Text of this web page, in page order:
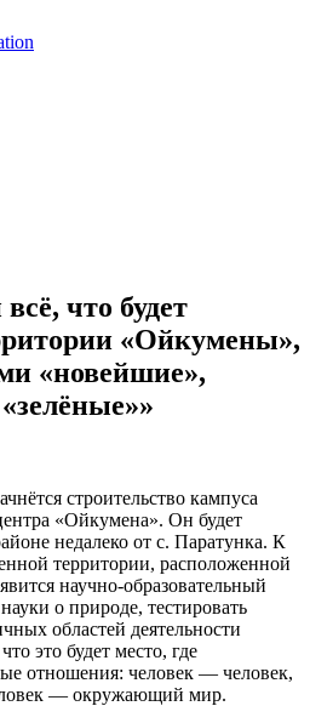
что будет
«Ойкумены»,
«новейшие»,
строительство кампуса
«Ойкумена». Он будет
недалеко от с. Паратунка. К
территории, расположенной
научно-образовательный
о природе, тестировать
областей деятельности
это будет место, где
отношения: человек — человек,
— окружающий мир.